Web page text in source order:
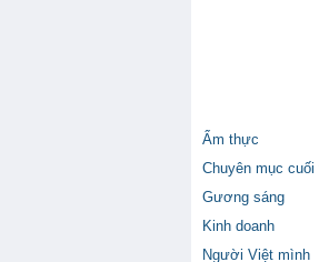
Ẩm thực
Chuyên mục cuối
Gương sáng
Kinh doanh
Người Việt mình